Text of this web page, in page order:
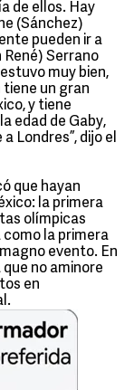
de ellos. Hay
(Sánchez)
pueden ir a
René) Serrano
muy bien,
tiene un gran
y tiene
edad de Gaby,
Londres”, dijo el
que hayan
la primera
olímpicas
como la primera
evento. En
no aminore
en